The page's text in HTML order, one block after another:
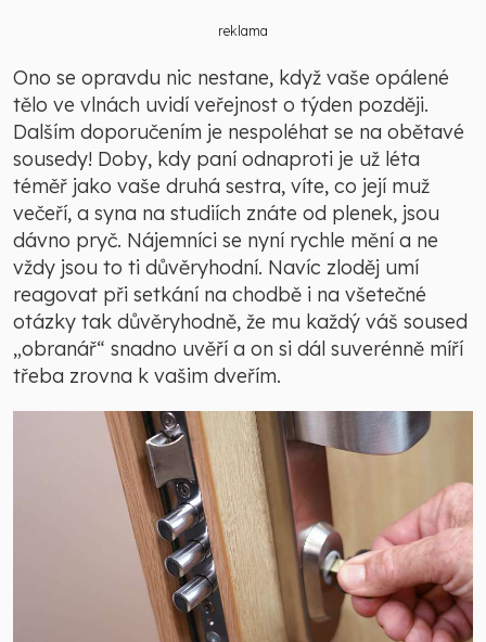
reklama
Ono se opravdu nic nestane, když vaše opálené
tělo ve vlnách uvidí veřejnost o týden později.
Dalším doporučením je nespoléhat se na obětavé
sousedy! Doby, kdy paní odnaproti je už léta
téměř jako vaše druhá sestra, víte, co její muž
večeří, a syna na studiích znáte od plenek, jsou
dávno pryč. Nájemníci se nyní rychle mění a ne
vždy jsou to ti důvěryhodní. Navíc zloděj umí
reagovat při setkání na chodbě i na všetečné
otázky tak důvěryhodně, že mu každý váš soused
„obranář“ snadno uvěří a on si dál suverénně míří
třeba zrovna k vašim dveřím.